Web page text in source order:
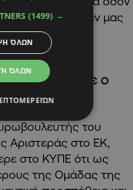
σχέσεις, που δεν μας
να την
να δίνει, είπε ο
του
Αριστεράς στο ΕΚ,
στο ΚΥΠΕ ότι ως
της Ομάδας της
(1499) →
ΌΛΩΝ
ΌΛΩΝ